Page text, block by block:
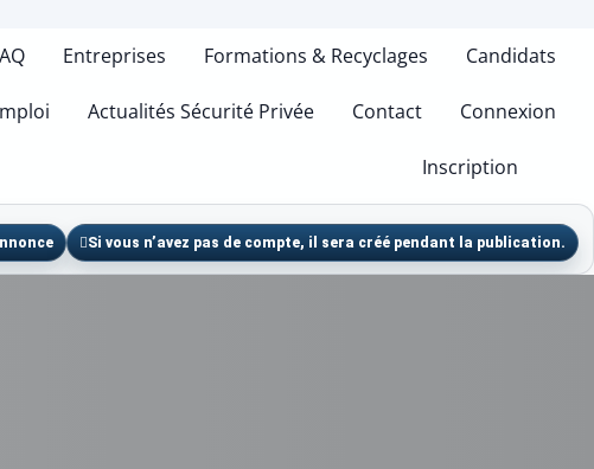
Entreprises Formations & Recyclages Candidats
Actualités Sécurité Privée Contact Connexion
Inscription
Si vous n’avez pas de compte, il sera créé pendant la publication.